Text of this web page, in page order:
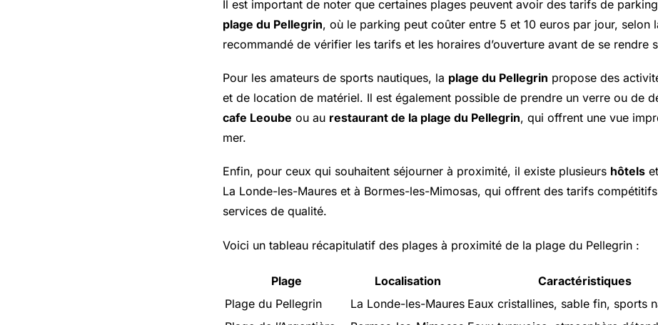
Il est important de noter que certaines plages peuvent avoir des tarifs de
plage du Pellegrin, où le parking peut coûter entre 5 et 10 euros par jour, selon
recommandé de vérifier les tarifs et les horaires d’ouverture avant de se rendre
Pour les amateurs de sports nautiques, la plage du Pellegrin propose des
et de location de matériel. Il est également possible de prendre un verre ou de
cafe Leoube ou au restaurant de la plage du Pellegrin, qui offrent une vue
mer.
Enfin, pour ceux qui souhaitent séjourner à proximité, il existe plusieurs hôtels et
La Londe-les-Maures et à Bormes-les-Mimosas, qui offrent des tarifs
services de qualité.
Voici un tableau récapitulatif des plages à proximité de la plage du Pellegrin :
Plage Localisation
Caractéristiques
Plage du Pellegrin
La Londe-les-Maures Eaux cristallines, sable fin, sports